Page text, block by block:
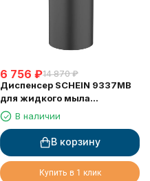
6 756 ₽14 870 ₽
Диспенсер SCHEIN 9337MB
для жидкого мыла
настольный черный
В наличии
В корзину
Купить в 1 клик